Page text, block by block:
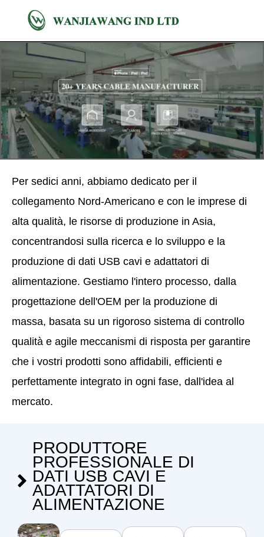
Per sedici anni, abbiamo dedicato per il
collegamento Nord-Americano e con le imprese di
alta qualità, le risorse di produzione in Asia,
concentrandosi sulla ricerca e lo sviluppo e la
produzione di dati USB cavi e adattatori di
alimentazione. Gestiamo l'intero processo, dalla
progettazione dell'OEM per la produzione di
massa, basata su un rigoroso sistema di controllo
qualità e agile meccanismi di risposta per garantire
che i vostri prodotti sono affidabili, efficienti e
perfettamente integrato in ogni fase, dall'idea al
mercato.
PRODUTTORE
PROFESSIONALE DI
DATI USB CAVI E
ADATTATORI DI
ALIMENTAZIONE